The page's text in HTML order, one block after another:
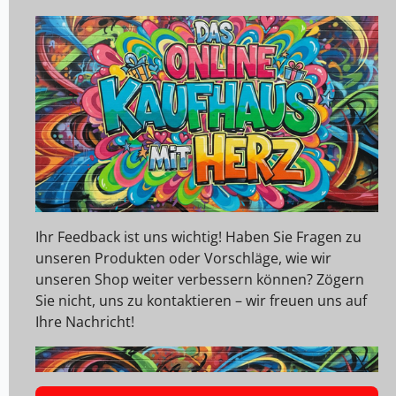
Ihr Feedback ist uns wichtig! Haben Sie Fragen zu
unseren Produkten oder Vorschläge, wie wir
unseren Shop weiter verbessern können? Zögern
Sie nicht, uns zu kontaktieren – wir freuen uns auf
Ihre Nachricht!